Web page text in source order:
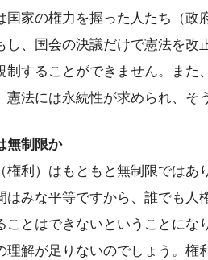
国家の権力を握った人たち（政
し、国会の決議だけで憲法を改
制することができません。また
憲法には永続性が求められ、そ
無制限か
権利）はもともと無制限では
はみな平等ですから、誰でも人
ことはできないということにな
理解が足りないのでしょう。権